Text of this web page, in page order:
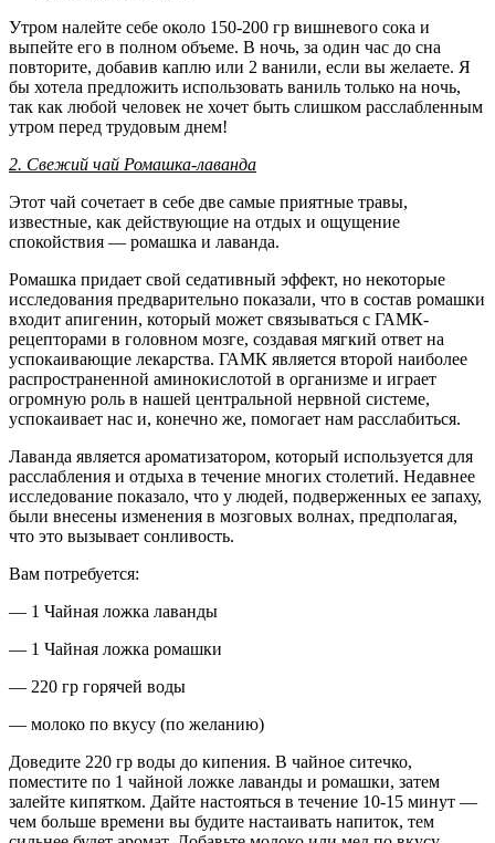
Утром налейте себе около 150-200 гр вишневого сока и
выпейте его в полном объеме. В ночь, за один час до сна
повторите, добавив каплю или 2 ванили, если вы желаете. Я
бы хотела предложить использовать ваниль только на ночь,
так как любой человек не хочет быть слишком расслабленным
утром перед трудовым днем!
2. Свежий чай Ромашка-лаванда
Этот чай сочетает в себе две самые приятные травы,
известные, как действующие на отдых и ощущение
спокойствия — ромашка и лаванда.
Ромашка придает свой седативный эффект, но некоторые
исследования предварительно показали, что в состав ромашки
входит апигенин, который может связываться с ГАМК-
рецепторами в головном мозге, создавая мягкий ответ на
успокаивающие лекарства. ГАМК является второй наиболее
распространенной аминокислотой в организме и играет
огромную роль в нашей центральной нервной системе,
успокаивает нас и, конечно же, помогает нам расслабиться.
Лаванда является ароматизатором, который используется для
расслабления и отдыха в течение многих столетий. Недавнее
исследование показало, что у людей, подверженных ее запаху,
были внесены изменения в мозговых волнах, предполагая,
что это вызывает сонливость.
Вам потребуется:
— 1 Чайная ложка лаванды
— 1 Чайная ложка ромашки
— 220 гр горячей воды
— молоко по вкусу (по желанию)
Доведите 220 гр воды до кипения. В чайное ситечко,
поместите по 1 чайной ложке лаванды и ромашки, затем
залейте кипятком. Дайте настояться в течение 10-15 минут —
чем больше времени вы будите настаивать напиток, тем